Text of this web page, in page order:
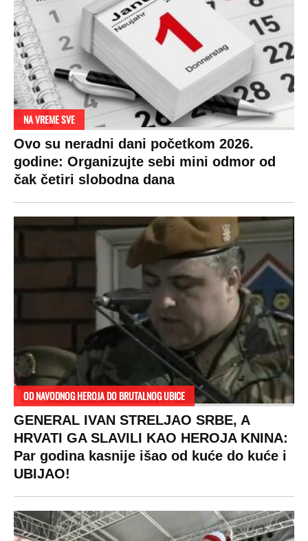
OD NAVODNOG HEROJA DO BRUTALNOG UBICE
GENERAL IVAN STRELJAO SRBE, A
HRVATI GA SLAVILI KAO HEROJA KNINA:
Par godina kasnije išao od kuće do kuće i
UBIJAO!
DRAMA ZBOG LJUBAVNE PRIČE
Zbog svadbe trudne Srpkinje i Albanca
proradio nacionalizam! Popljuvali ih samo
tako: "Ti si svoje srpsko izdala"